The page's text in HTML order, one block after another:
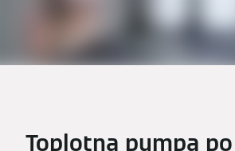
Toplotna pumpa po